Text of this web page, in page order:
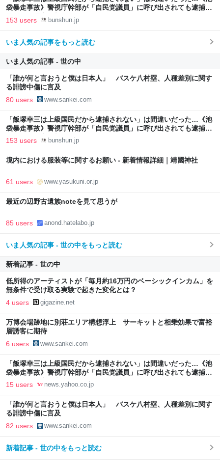
袋暴走事故》警視庁幹部が「自民党議員」に呼び出されても逮捕を
見送った理由 | 文春オンライン
153 users bunshun.jp
いま人気の記事をもっと読む
いま人気の記事 - 世の中
「誰が何と言おうと僕は日本人」 バスケ八村塁、人種差別に関す
る誹謗中傷に言及
80 users www.sankei.com
「飯塚幸三は上級国民だから逮捕されない」は間違いだった…《池
袋暴走事故》警視庁幹部が「自民党議員」に呼び出されても逮捕を
見送った理由 | 文春オンライン
153 users bunshun.jp
境内における服装等に関するお願い - 新着情報詳細｜靖國神社
61 users www.yasukuni.or.jp
最近の辺野古遺族noteを見て思うが
85 users anond.hatelabo.jp
いま人気の記事 - 世の中をもっと読む
新着記事 - 世の中
低所得のアーティストが「毎月約16万円のベーシックインカム」を
無条件で受け取る実験で起きた変化とは？
4 users gigazine.net
万博会場跡地に別荘エリア構想浮上 サーキットと相乗効果で富裕
層誘客に期待
6 users www.sankei.com
「飯塚幸三は上級国民だから逮捕されない」は間違いだった…《池
袋暴走事故》警視庁幹部が「自民党議員」に呼び出されても逮捕を
見送った理由（文春オンライン） - Yahoo!ニュース
15 users news.yahoo.co.jp
「誰が何と言おうと僕は日本人」 バスケ八村塁、人種差別に関す
る誹謗中傷に言及
82 users www.sankei.com
新着記事 - 世の中をもっと読む